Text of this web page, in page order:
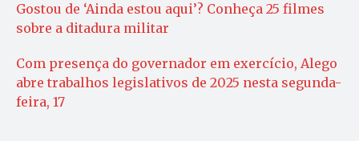
Gostou de ‘Ainda estou aqui’? Conheça 25 filmes
sobre a ditadura militar
Com presença do governador em exercício, Alego
abre trabalhos legislativos de 2025 nesta segunda-
feira, 17